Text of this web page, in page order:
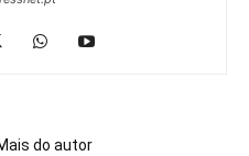
do autor